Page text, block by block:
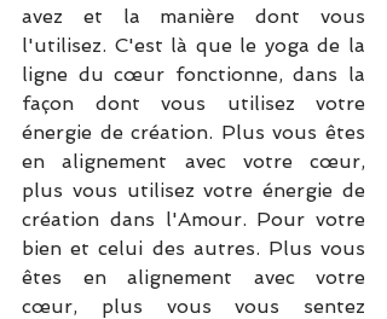
avez et la manière dont vous
l'utilisez. C'est là que le yoga de la
ligne du cœur fonctionne, dans la
façon dont vous utilisez votre
énergie de création. Plus vous êtes
en alignement avec votre cœur,
plus vous utilisez votre énergie de
création dans l'Amour. Pour votre
bien et celui des autres. Plus vous
êtes en alignement avec votre
cœur, plus vous vous sentez